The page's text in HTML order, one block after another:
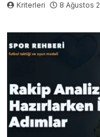
Kriterleri 8 Ağustos